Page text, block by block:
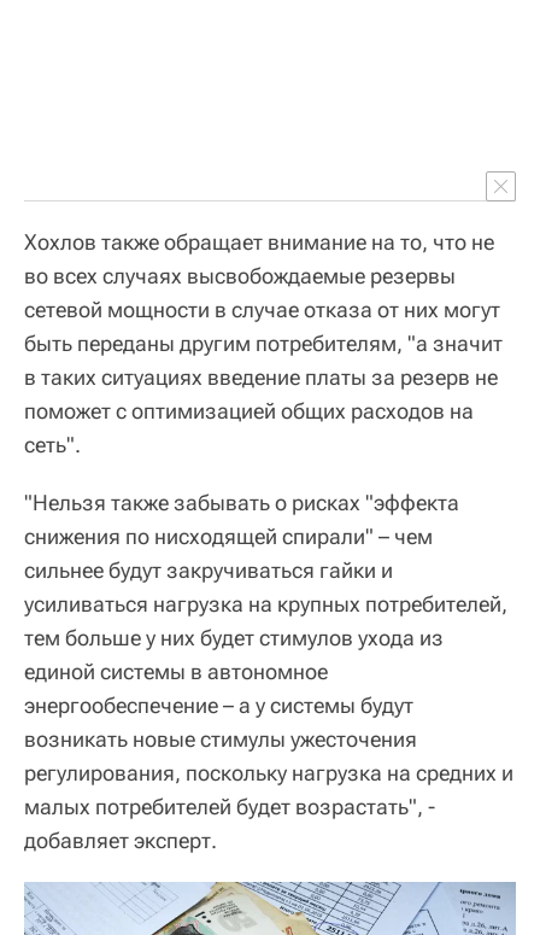
Хохлов также обращает внимание на то, что не
во всех случаях высвобождаемые резервы
сетевой мощности в случае отказа от них могут
быть переданы другим потребителям, "а значит
в таких ситуациях введение платы за резерв не
поможет с оптимизацией общих расходов на
сеть".
"Нельзя также забывать о рисках "эффекта
снижения по нисходящей спирали" – чем
сильнее будут закручиваться гайки и
усиливаться нагрузка на крупных потребителей,
тем больше у них будет стимулов ухода из
единой системы в автономное
энергообеспечение – а у системы будут
возникать новые стимулы ужесточения
регулирования, поскольку нагрузка на средних и
малых потребителей будет возрастать", -
добавляет эксперт.